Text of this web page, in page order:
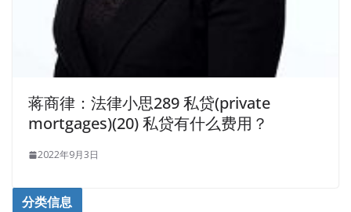
蒋商律：法律小思289 私贷(private
mortgages)(20) 私贷有什么费用？
2022年9月3日
分类信息